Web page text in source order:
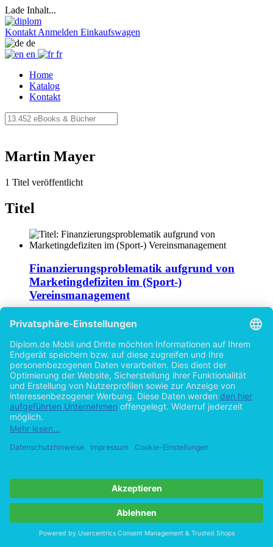
Lade Inhalt...
Kontakt Anmelden Einkaufswagen
de
en
fr
Home
Katalog
Kontakt
Martin Mayer
1 Titel veröffentlicht
Titel
Marketingdefiziten im (Sport-)
Vereinsmanagement
Und Erarbeitung von Ansätzen eines innovativen
Vermarktungskonzeptes für einen Wiener Traditionsverein
vonFabian Ringler (Autor:in)
©2002 Diplomarbeit 290 Seiten
Hilfe/FAQ
Impressum
Datenschutz
AGB
Vertrag widerrufen
Zur Desktop-Version
byOpen Publishing